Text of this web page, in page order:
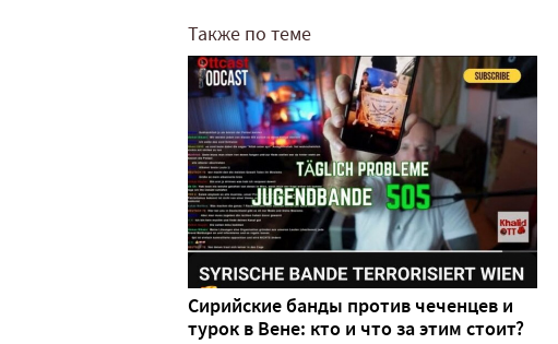
Также по теме
Сирийские банды против чеченцев и
турок в Вене: кто и что за этим стоит?